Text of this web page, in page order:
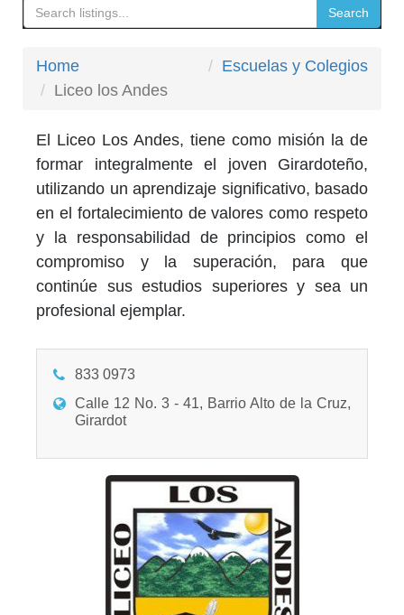
Search
Home
Escuelas y Colegios
Liceo los Andes
El Liceo Los Andes, tiene como misión la de
formar integralmente el joven Girardoteño,
utilizando un aprendizaje significativo, basado
en el fortalecimiento de valores como respeto
y la responsabilidad de principios como el
compromiso y la superación, para que
continúe sus estudios superiores y sea un
profesional ejemplar.
833 0973
Calle 12 No. 3 - 41, Barrio Alto de la Cruz,
Girardot